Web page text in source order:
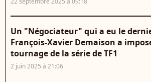
Un "Négociateur" qui a eu le
François-Xavier Demaison a
tournage de la série de TF1
2 juin 2025 à 21:06